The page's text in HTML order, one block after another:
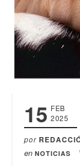
15 FEB
2025
por
en NOTICIAS